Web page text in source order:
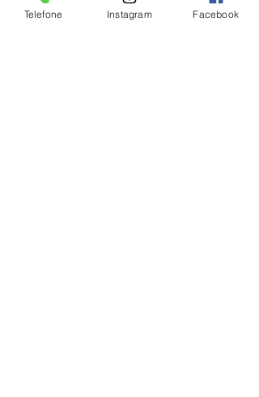
Telefone Instagram Facebook